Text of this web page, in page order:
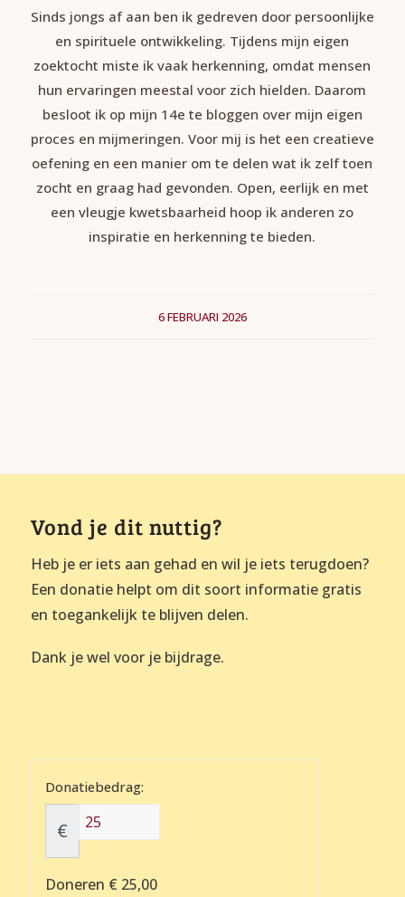
Sinds jongs af aan ben ik gedreven door persoonlijke
en spirituele ontwikkeling. Tijdens mijn eigen
zoektocht miste ik vaak herkenning, omdat mensen
hun ervaringen meestal voor zich hielden. Daarom
besloot ik op mijn 14e te bloggen over mijn eigen
proces en mijmeringen. Voor mij is het een creatieve
oefening en een manier om te delen wat ik zelf toen
zocht en graag had gevonden. Open, eerlijk en met
een vleugje kwetsbaarheid hoop ik anderen zo
inspiratie en herkenning te bieden.
6 FEBRUARI 2026
Vond je dit nuttig?
Heb je er iets aan gehad en wil je iets terugdoen?
Een donatie helpt om dit soort informatie gratis
en toegankelijk te blijven delen.
Dank je wel voor je bijdrage.
Donatiebedrag:
€
Doneren € 25,00